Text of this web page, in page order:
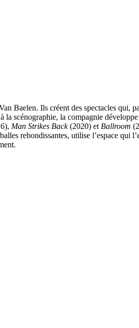
Baelen. Ils créent des spectacles qui,
scénographie, la compagnie
Man Strikes Back(2020) et Ballroom
rebondissantes, utilise l’espace qui